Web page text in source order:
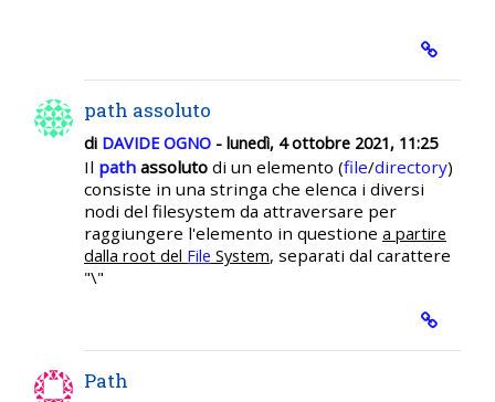
path assoluto
di DAVIDE OGNO - lunedì, 4 ottobre 2021, 11:25
Il path assoluto di un elemento (file/directory)
consiste in una stringa che elenca i diversi
nodi del filesystem da attraversare per
raggiungere l'elemento in questione a partire
dalla root del File System, separati dal carattere
"\"
Path